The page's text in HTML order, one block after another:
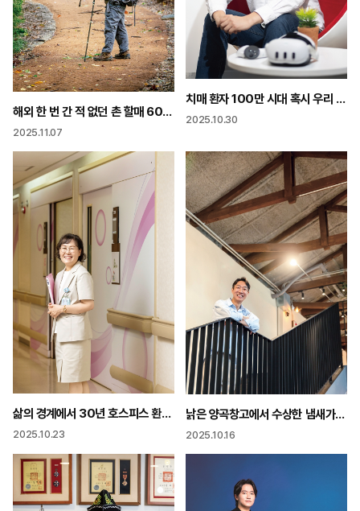
해외 한 번 간 적 없던 촌 할매 6000㎞ 걸으면서 나를 만나다
2025.11.07
치매 환자 100만 시대 혹시 우리 부모님도? “전화로 1분 만에 고위험군 찾아냅니다”
2025.10.30
삶의 경계에서 30년 호스피스 환자들의 마지막 여정 지켜
2025.10.23
낡은 양곡창고에서 수상한 냄새가 한적한 농촌 마을 연 3만 명이 몰려오다
2025.10.16